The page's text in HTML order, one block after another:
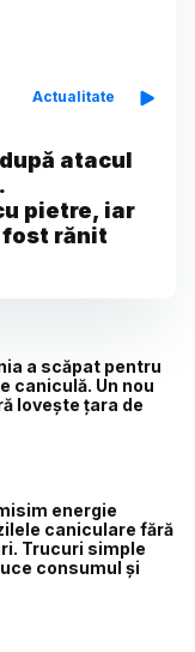
Actualitate
atacul
pietre, iar
fost rănit
a scăpat pentru
caniculă. Un nou
lovește țara de
energie
caniculare fără
Trucuri simple
consumul și